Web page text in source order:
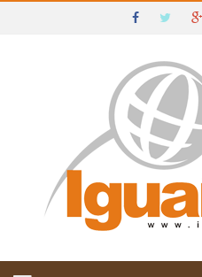
IGUAÍ E SUDOESTE DA